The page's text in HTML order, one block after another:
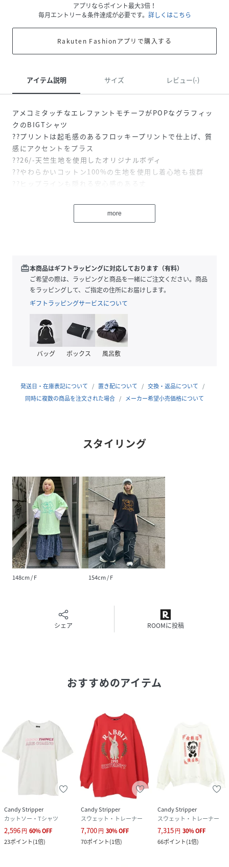
アプリならポイント最大3倍！
毎月エントリー＆条件達成が必要です。 詳しくはこちら
Rakuten Fashionアプリで購入する
アイテム説明 サイズ レビュー(-)
アメコミタッチなエレファントモチーフがPOPなグラフィッ
クのBIGTシャツ
??プリントは起毛感のあるフロッキープリントで仕上げ、質
感にアクセントをプラス
??26/-天竺生地を使用したオリジナルボディ
??やわらかいコットン100%の生地を使用し着心地も抜群
??ヒップラインも隠れる安心感のある丈
??ユニセックスで着こなしが楽しめるデザイン
素材 コットン100％
サイズ F
PD0446_1254616
(1254616-02-9 PD0446
more
redeem本商品はギフトラッピングに対応しております（有料）
ご希望の際は、ラッピングと商品を一緒にご注文ください。商品
をラッピングして、ご指定の住所にお届けします。
ギフトラッピングサービスについて
バッグ ボックス 風呂敷
発送日・在庫表記について 置き配について
交換・返品について
同時に複数の商品を注文された場合
メーカー希望小売価格について
スタイリング
148cm / F 154cm / F
シェア ROOMに投稿
おすすめのアイテム
Candy Stripper
カットソー・Tシャツ
2,596円 60%OFF
23ポイント(1倍)
Candy Stripper
スウェット・トレーナー
7,700円 30%OFF
70ポイント(1倍)
Candy Stripper
スウェット・トレーナー
7,315円 30%OFF
66ポイント(1倍)